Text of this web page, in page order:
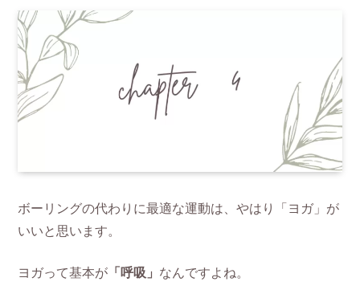
ボーリングの代わりに最適な運動は、やはり「ヨガ」が
いいと思います。
ヨガって基本が 「呼吸」 なんですよね。